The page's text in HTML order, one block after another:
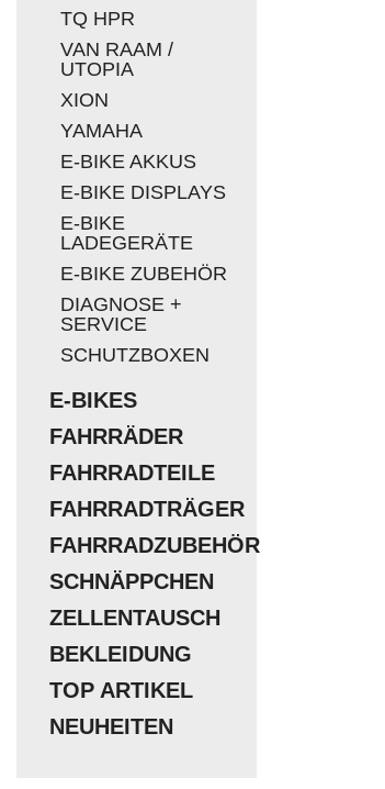
TQ HPR
VAN RAAM /
UTOPIA
XION
YAMAHA
E-BIKE AKKUS
E-BIKE DISPLAYS
E-BIKE
LADEGERÄTE
E-BIKE ZUBEHÖR
DIAGNOSE +
SERVICE
SCHUTZBOXEN
E-BIKES
FAHRRÄDER
FAHRRADTEILE
FAHRRADTRÄGER
FAHRRADZUBEHÖR
SCHNÄPPCHEN
ZELLENTAUSCH
BEKLEIDUNG
TOP ARTIKEL
NEUHEITEN